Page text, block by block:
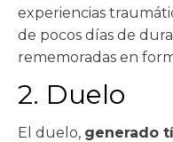
experiencias
de pocos días de
rememoradas en
2. Duelo
El duelo, generado